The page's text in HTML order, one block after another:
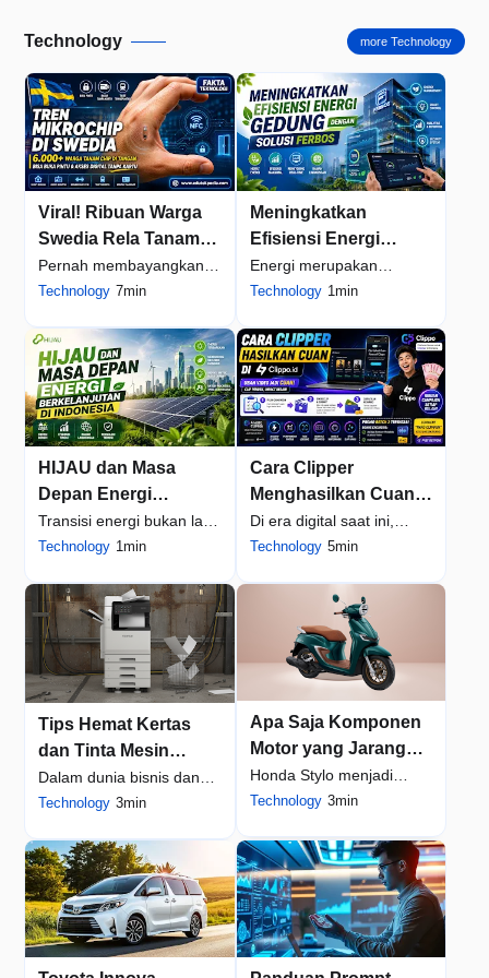
Technology
Viral! Ribuan Warga
Swedia Rela Tanam
Mikrochip di Tangan,
Alasannya Bikin
Pernah membayangkan
suatu hari nanti dompet
dibutuhkan? Tidak perl...
Technology 7min
Meningkatkan
Efisiensi Energi
Gedung dengan
Solusi Ferbos
Energi merupakan
komponen biaya
sebagian besar gedung
komersial...
Technology 1min
HIJAU dan Masa
Depan Energi
Berkelanjutan di
Indonesia
Transisi energi bukan lagi
pilihan, melainkan
Indonesia. Dengan
komitmen p...
Technology 1min
Cara Clipper
Menghasilkan Cuan
dari Web Clippo.id
dengan Bantuan AI
Di era digital saat ini,
membuat konten video
sekadar hobi. Banyak
Technology 5min
Tips Hemat Kertas
dan Tinta Mesin
Fotocopy – Review
Printer Multifungsi
Dalam dunia bisnis dan
operasional perkantoran
hanya tentang wakt...
Technology 3min
Apa Saja Komponen
Motor yang Jarang
diperhatikan oleh
pemiliknya
Honda Stylo menjadi
salah satu motor yang
terutama bagi mereka y...
Technology 3min
more Technology